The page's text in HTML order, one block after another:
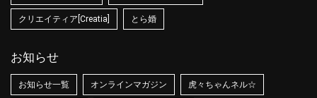
クリエイティア[Creatia] とら婚
お知らせ
お知らせ一覧 オンラインマガジン 虎々ちゃんネル☆